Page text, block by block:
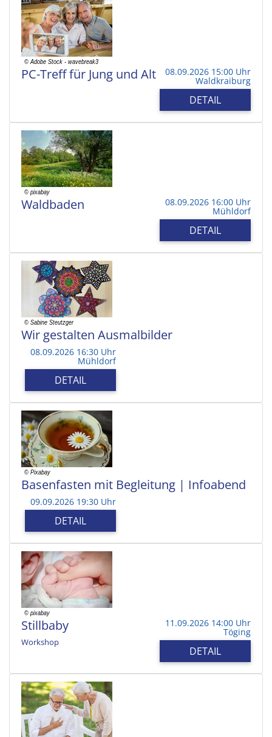
PC-Treff für Jung und Alt 08.09.2026 15:00 Uhr
Waldkraiburg
DETAIL
Waldbaden 08.09.2026 16:00 Uhr
Mühldorf
DETAIL
Wir gestalten Ausmalbilder
08.09.2026 16:30 Uhr
Mühldorf
DETAIL
Basenfasten mit Begleitung | Infoabend
09.09.2026 19:30 Uhr
DETAIL
Stillbaby
Workshop
11.09.2026 14:00 Uhr
Töging
DETAIL